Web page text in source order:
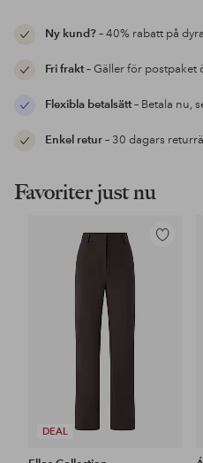
Ny kund?– 40% rabatt på
Fri frakt– Gäller för postpaket
Flexibla betalsätt– Betala nu,
Enkel retur– 30 dagars
Favoriter just nu
DEAL
Lägg